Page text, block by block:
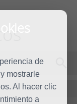
de
mostrarle
Al hacer clic
a